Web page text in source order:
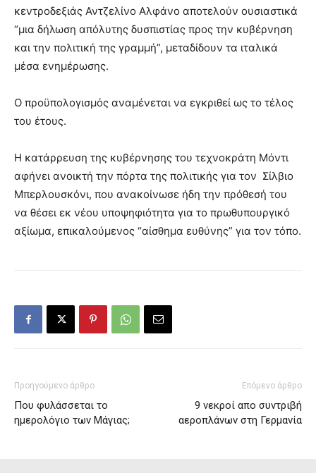
κεντροδεξιάς Αντζελίνο Αλφάνο αποτελούν ουσιαστικά
“μια δήλωση απόλυτης δυσπιστίας προς την κυβέρνηση
και την πολιτική της γραμμή”, μεταδίδουν τα ιταλικά
μέσα ενημέρωσης.
Ο προϋπολογισμός αναμένεται να εγκριθεί ως το τέλος
του έτους.
Η κατάρρευση της κυβέρνησης του τεχνοκράτη Μόντι
αφήνει ανοικτή την πόρτα της πολιτικής για τον Σίλβιο
Μπερλουσκόνι, που ανακοίνωσε ήδη την πρόθεσή του
να θέσει εκ νέου υποψηφιότητα για το πρωθυπουργικό
αξίωμα, επικαλούμενος “αίσθημα ευθύνης” για τον τόπο.
Προηγούμενο άρθρο
Που φυλάσσεται το
ημερολόγιο των Μάγιας;
Επόμενο άρθρο
9 νεκροί απο συντριβή
αεροπλάνων στη Γερμανία